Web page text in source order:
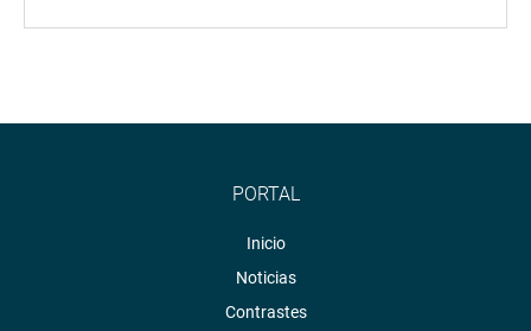
PORTAL
Inicio
Noticias
Contrastes